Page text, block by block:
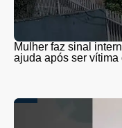
Mulher faz sinal
ajuda após ser